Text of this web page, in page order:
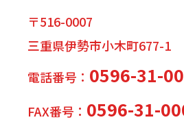
〒516-0007
三重県伊勢市小木町677-1
電話番号： 0596-31-
FAX番号： 0596-31-